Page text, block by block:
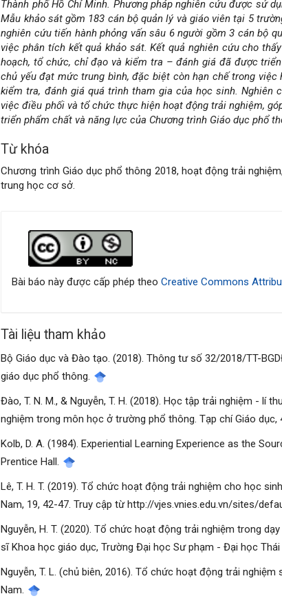
chính
của
bài
viết
Thành phố Hồ Chí Minh. Phương pháp nghiên cứu được sử
Mẫu khảo sát gồm 183 cán bộ quản lý và giáo viên tại 5
nghiên cứu tiến hành phỏng vấn sâu 6 người gồm 3 cán bộ
việc phân tích kết quả khảo sát. Kết quả nghiên cứu cho
hoạch, tổ chức, chỉ đạo và kiểm tra – đánh giá đã được
chủ yếu đạt mức trung bình, đặc biệt còn hạn chế trong
kiểm tra, đánh giá quá trình tham gia của học sinh. Nghiên
việc điều phối và tổ chức thực hiện hoạt động trải nghiệm,
triển phẩm chất và năng lực của Chương trình Giáo dục phổ
Từ khóa
Chương trình Giáo dục phổ thông 2018, hoạt động trải
trung học cơ sở.
bài
Bài báo này được cấp phép theoCreative Commons
Tài liệu tham khảo
Bộ Giáo dục và Đào tạo. (2018). Thông tư số 32/2018/TT-
giáo dục phổ thông.
Đào, T. N. M., & Nguyễn, T. H. (2018). Học tập trải nghiệm - lí
nghiệm trong môn học ở trường phổ thông. Tạp chí Giáo dục,
Kolb, D. A. (1984). Experiential Learning Experience as the
Prentice Hall.
Lê, T. H. T. (2019). Tổ chức hoạt động trải nghiệm cho học
Nam, 19, 42-47. Truy cập từ http://vjes.vnies.edu.vn/sites/
Nguyễn, H. T. (2020). Tổ chức hoạt động trải nghiệm trong
sĩ Khoa học giáo dục, Trường Đại học Sư phạm - Đại học Thái
Nguyễn, T. L. (chủ biên, 2016). Tổ chức hoạt động trải
Nam.